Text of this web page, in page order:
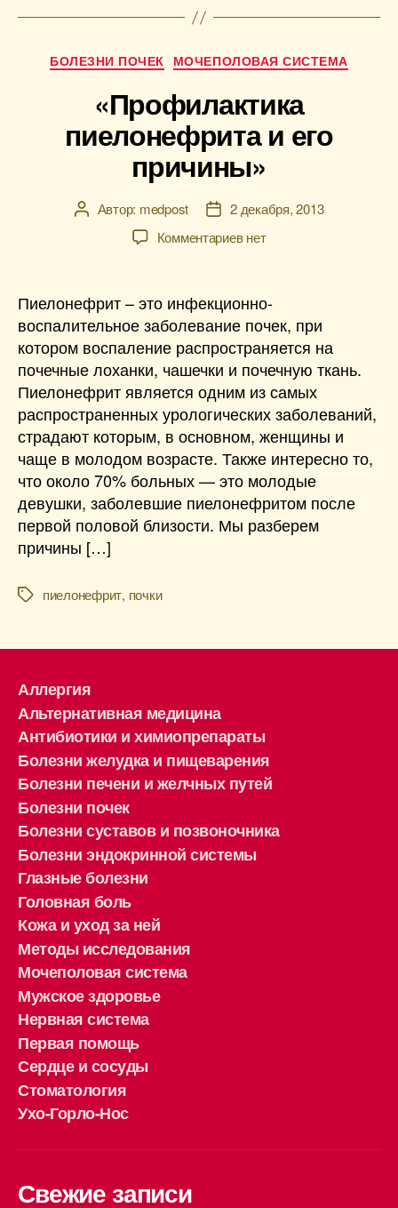
Рубрики
БОЛЕЗНИ ПОЧЕК МОЧЕПОЛОВАЯ СИСТЕМА
«Профилактика
пиелонефрита и его
причины»
АвторАвтор: medpost
Дата2 декабря, 2013
Комментариевк
и
его
причины»
нет
Пиелонефрит – это инфекционно-
воспалительное заболевание почек, при
котором воспаление распространяется на
почечные лоханки, чашечки и почечную ткань.
Пиелонефрит является одним из самых
распространенных урологических заболеваний,
страдают которым, в основном, женщины и
чаще в молодом возрасте. Также интересно то,
что около 70% больных — это молодые
девушки, заболевшие пиелонефритом после
первой половой близости. Мы разберем
причины […]
Меткипиелонефрит, почки
Аллергия
Альтернативная медицина
Антибиотики и химиопрепараты
Болезни желудка и пищеварения
Болезни печени и желчных путей
Болезни почек
Болезни суставов и позвоночника
Болезни эндокринной системы
Глазные болезни
Головная боль
Кожа и уход за ней
Методы исследования
Мочеполовая система
Мужское здоровье
Нервная система
Первая помощь
Сердце и сосуды
Стоматология
Ухо-Горло-Нос
Свежие записи